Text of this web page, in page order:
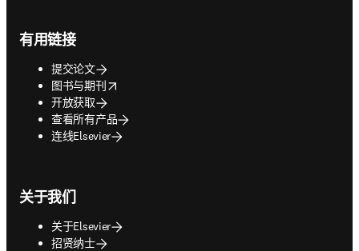
有用链接
提交论文
图书与期刊
opens in new tab/window
开放获取
查看所有产品
连线Elsevier
关于我们
关于Elsevier
招贤纳士